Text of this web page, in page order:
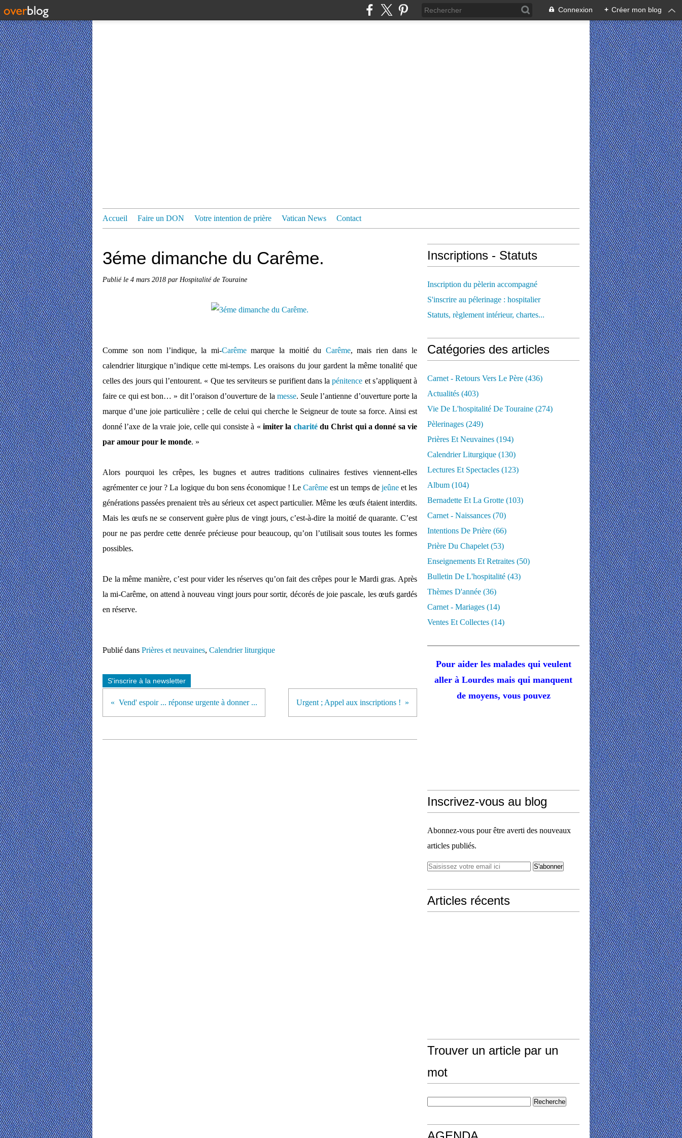
Connexion + Créer mon blog
Accueil Faire un DON Votre intention de prière Vatican News Contact
3éme dimanche du Carême.
Publié le 4 mars 2018 par Hospitalité de Touraine
Comme son nom l’indique, la mi-Carêmemarque la moitié du Carême, mais rien dans le
calendrier liturgique n’indique cette mi-temps. Les oraisons du jour gardent la même tonalité que
celles des jours qui l’entourent. « Que tes serviteurs se purifient dans lapénitence et s’appliquent à
faire ce qui est bon… » dit l’oraison d’ouverture de la messe. Seule l’antienne d’ouverture porte la
marque d’une joie particulière ; celle de celui qui cherche le Seigneur de toute sa force. Ainsi est
donné l’axe de la vraie joie, celle qui consiste à « imiter la charitédu Christ qui a donné sa vie
par amour pour le monde. »
Alors pourquoi les crêpes, les bugnes et autres traditions culinaires festives viennent-elles
agrémenter ce jour ? La logique du bon sens économique ! LeCarême est un temps de jeûneet les
générations passées prenaient très au sérieux cet aspect particulier. Même les œufs étaient interdits.
Mais les œufs ne se conservent guère plus de vingt jours, c’est-à-dire la moitié de quarante. C’est
pour ne pas perdre cette denrée précieuse pour beaucoup, qu’on l’utilisait sous toutes les formes
possibles.
De la même manière, c’est pour vider les réserves qu’on fait des crêpes pour le Mardi gras. Après
la mi-Carême, on attend à nouveau vingt jours pour sortir, décorés de joie pascale, les œufs gardés
en réserve.
Publié dans Prières et neuvaines, Calendrier liturgique
S'inscrire à la newsletter
Vend' espoir ... réponse urgente à donner ... Urgent ; Appel aux inscriptions !
Inscriptions - Statuts
Inscription du pèlerin accompagné
S'inscrire au pélerinage : hospitalier
Statuts, règlement intérieur, chartes...
Catégories des articles
Carnet - Retours Vers Le Père (436)
Actualités (403)
Vie De L'hospitalité De Touraine (274)
Pèlerinages (249)
Prières Et Neuvaines (194)
Calendrier Liturgique (130)
Lectures Et Spectacles (123)
Album (104)
Bernadette Et La Grotte (103)
Carnet - Naissances (70)
Intentions De Prière (66)
Prière Du Chapelet (53)
Enseignements Et Retraites (50)
Bulletin De L'hospitalité (43)
Thèmes D'année (36)
Carnet - Mariages (14)
Ventes Et Collectes (14)
Pour aider les malades qui veulent
aller à Lourdes mais qui manquent
de moyens, vous pouvez
Inscrivez-vous au blog
Abonnez-vous pour être averti des nouveaux
articles publiés.
Articles récents
Trouver un article par un
mot